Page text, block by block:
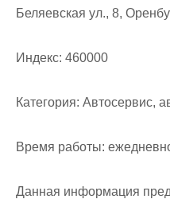
Беляевская ул., 8,
Индекс: 460000
Категория: Автосервис,
Время работы:
Данная информация